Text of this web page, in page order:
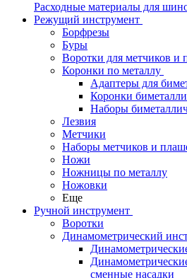
Расходные материалы для
Режущий инструмент
Борфрезы
Буры
Воротки для метчиков и
Коронки по металлу
Адаптеры для
Коронки
Наборы
Лезвия
Метчики
Наборы метчиков и
Ножи
Ножницы по металлу
Ножовки
Еще
Ручной инструмент
Воротки
Динамометрический
сменные насадки